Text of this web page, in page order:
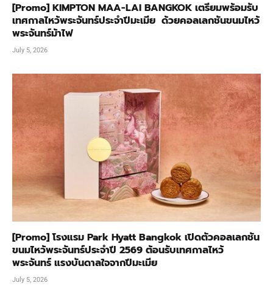
[Promo] KIMPTON MAA-LAI BANGKOK เตรียมพร้อมรับ
เทศกาลไหว้พระจันทร์ประจำปีมะเมีย ด้วยคอลเลกชันขนมไหว้
พระจันทร์ม้าไฟ
July 5, 2026
[Promo] โรงแรม Park Hyatt Bangkok เปิดตัวคอลเลกชัน
ขนมไหว้พระจันทร์ประจำปี 2569 ต้อนรับเทศกาลไหว้
พระจันทร์ แรงบันดาลใจจากปีมะเมีย
July 5, 2026